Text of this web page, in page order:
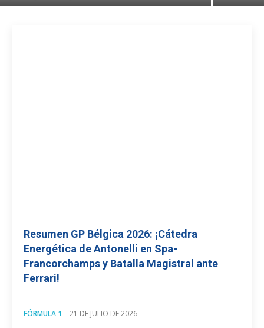
Resumen GP Bélgica 2026: ¡Cátedra
Energética de Antonelli en Spa-
Francorchamps y Batalla Magistral ante
Ferrari!
FÓRMULA 1 21 DE JULIO DE 2026